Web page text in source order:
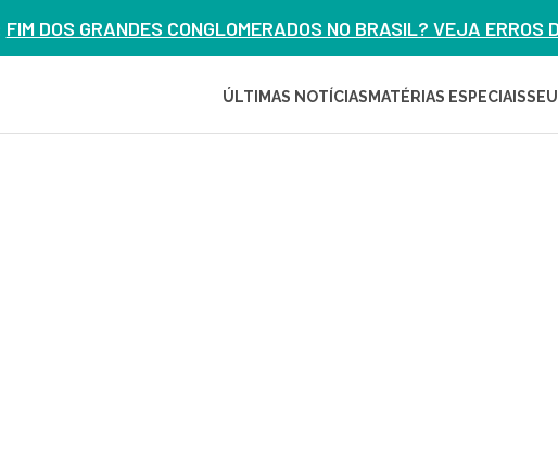
FIM DOS GRANDES CONGLOMERADOS NO BRASIL? VEJA ERROS
ÚLTIMAS NOTÍCIAS MATÉRIAS ESPECIAIS